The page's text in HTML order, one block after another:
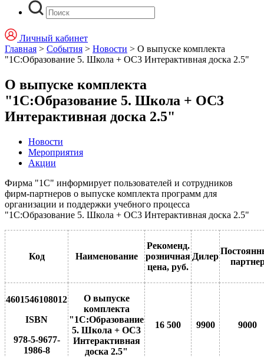
Личный кабинет
Главная > События > Новости > О выпуске комплекта
"1С:Образование 5. Школа + ОС3 Интерактивная доска 2.5"
О выпуске комплекта
"1С:Образование 5. Школа + ОС3
Интерактивная доска 2.5"
Новости
Мероприятия
Акции
Фирма "1С" информирует пользователей и сотрудников
фирм-партнеров о выпуске комплекта программ для
организации и поддержки учебного процесса
"1С:Образование 5. Школа + ОС3 Интерактивная доска 2.5"
Код Наименование
Рекоменд.
розничная
цена, руб.
Дилер
4601546108012
ISBN
978-5-9677-
1986-8
О выпуске
комплекта
"1С:Образование
5. Школа + ОС3
Интерактивная
доска 2.5"
16 500 9900 9000